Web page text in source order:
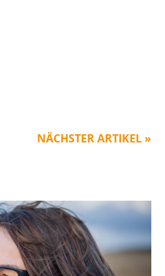
NÄCHSTER ARTIKEL »